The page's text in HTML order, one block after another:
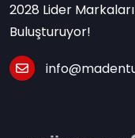
2028 Lider
Buluşturuyor!